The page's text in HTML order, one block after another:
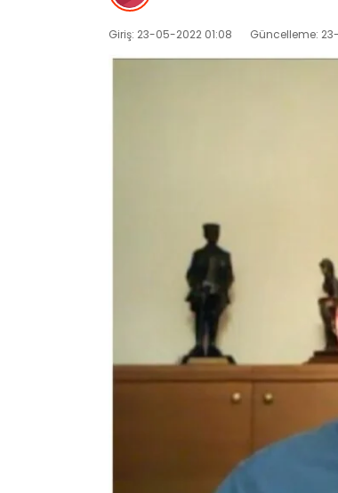
Giriş: 23-05-2022 01:08 Güncelleme: